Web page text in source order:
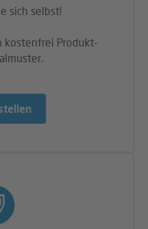
sich selbst!
kostenfrei Produkt-